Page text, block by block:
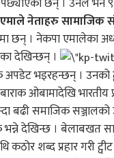
एमाले नेताहरु सामाजिक
छन् । नेकपा एमालेका
देखिन्छन् ।
भइरहन्छन् । उनको
बाराक ओबामादेखि
बढी समाजिक
देखिन्छ । बेलाबखत
कठोर शब्द प्रहार गरी